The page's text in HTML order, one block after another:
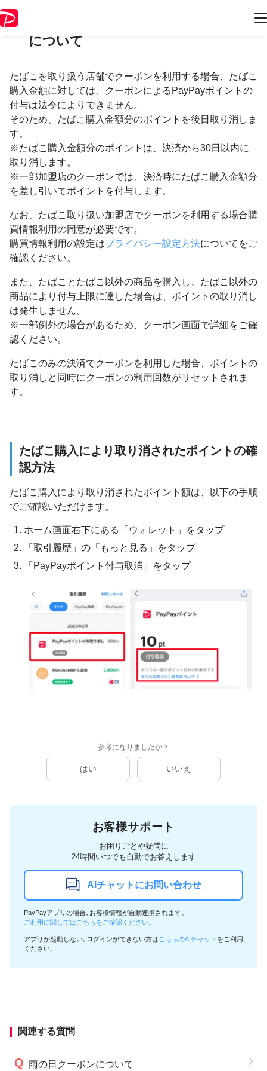
について
たばこを取り扱う店舗でクーポンを利用する場合、たばこ
購入金額に対しては、クーポンによるPayPayポイントの
付与は法令によりできません。
そのため、たばこ購入金額分のポイントを後日取り消しま
す。
※たばこ購入金額分のポイントは、決済から30日以内に
取り消します。
※一部加盟店のクーポンでは、決済時にたばこ購入金額分
を差し引いてポイントを付与します。
なお、たばこ取り扱い加盟店でクーポンを利用する場合購
買情報利用の同意が必要です。
購買情報利用の設定はプライバシー設定方法についてをご
確認ください。
また、たばことたばこ以外の商品を購入し、たばこ以外の
商品により付与上限に達した場合は、ポイントの取り消し
は発生しません。
※一部例外の場合があるため、クーポン画面で詳細をご確
認ください。
たばこのみの決済でクーポンを利用した場合、ポイントの
取り消しと同時にクーポンの利用回数がリセットされま
す。
たばこ購入により取り消されたポイントの確
認方法
たばこ購入により取り消されたポイント額は、以下の手順
でご確認いただけます。
ホーム画面右下にある「ウォレット」をタップ
「取引履歴」の「もっと見る」をタップ
「PayPayポイント付与取消」をタップ
参考になりましたか？
はい いいえ
お客様サポート
お困りごとや疑問に
24時間いつでも自動でお答えします
AIチャットにお問い合わせ
PayPayアプリの場合､お客様情報が自動連携されます。
ご利用に関してはこちらをご確認ください。
アプリが起動しない､ログインができない方は こちらのAIチャット をご利用
ください。
関連する質問
雨の日クーポンについて